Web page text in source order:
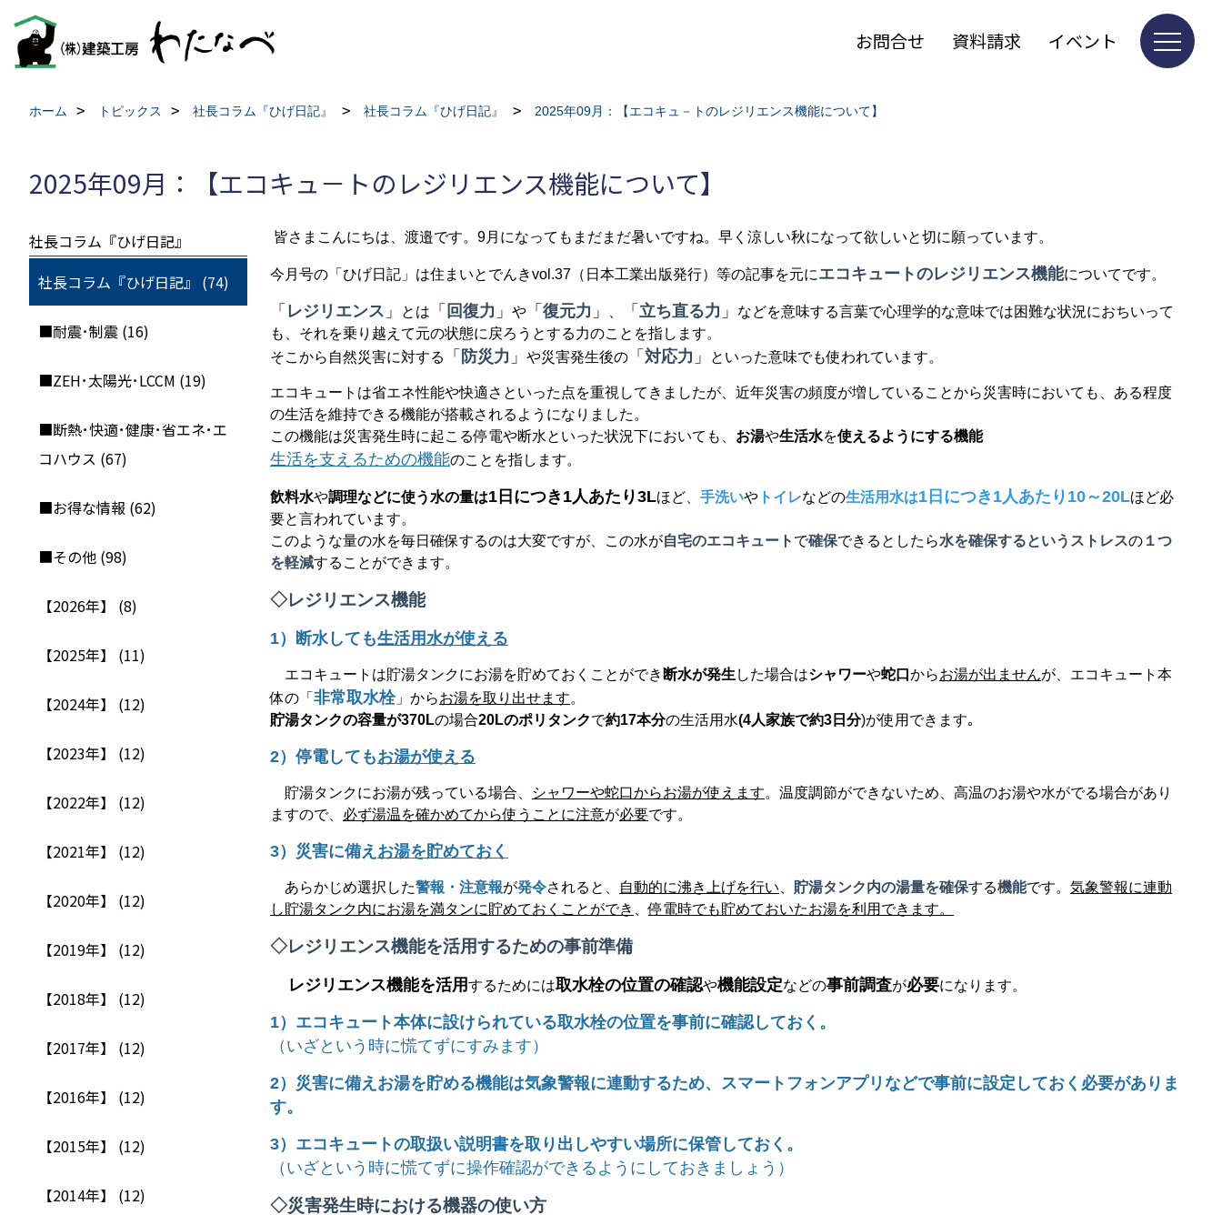
お問合せ 資料請求 イベント
ホーム トピックス 社長コラム『ひげ日記』 社長コラム『ひげ日記』 2025年09月：【エコキュ－トのレジリエンス機能について】
2025年09月：【エコキュ－トのレジリエンス機能について】
皆さまこんにちは、渡邉です。 9月になってもまだまだ暑いですね。早く涼しい秋になって欲しいと切に願っています。
今月号の「ひげ日記」は住まいとでんきvol.37 （日本工業出版発行）等の記事を元にエコキュートのレジリエンス機能についてです。
「 レジリエンス 」 とは 「 回復力 」 や 「 復元力 」 「 立ち直る力 」
などを意味する言葉で心理学的な意味では困難な状況におちいって
も、それを乗り越えて元の状態に戻ろうとする力のことを指します。
そこから自然災害に対する
「 防災力 」 や災害発生後の 「 対応力 」 といった意味でも使われています。
エコキュートは省エネ性能や快適さといった点を重視してきましたが、近年災害の頻度が増していることから災害時においても、ある程度
の生活を維持できる機能が搭載されるようになりました。
この機能は災害発生時に起こる停電や断水といった状況下においても、 お湯や生活水を使えるようにする機能
生活を支えるための機能のことを指します。
飲料水や調理などに使う水の量は1 日につき 1人あたり3Lほど、 手洗いや トイレなどの生活用水は1 日につき 1人あたり 10～20Lほど必
要と言われています。
このような量の水を毎日確保するのは大変ですが、この水が自宅のエコキュート で確保できるとしたら水を確保するというストレスの １つ
を軽減することができます。
◇レジリエンス機能
1）断水しても生活用水が使える
エコキュートは貯湯タンクにお湯を貯めておくことができ 断水が発生 した場合はシャワーや蛇口 からお湯が出ませんが、エコキュート本
体の「 非常取水栓」からお湯を取り出せます。
貯湯タンクの容量が370Lの場合20Lのポリタンクで約17本分の生活用水(4人家族で約3 日分)が使用できます｡
2）停電してもお湯が使える
貯湯タンクにお湯が残っている場合、 シャワーや蛇口からお湯が使えます。温度調節ができないため、高温のお湯や水がでる場合があり
ますので、 必ず湯温を確かめてから使うことに注意が必要です。
3）災害に備え お湯を貯めておく
あらかじめ選択した警報・注意報が発令されると、 自動的に沸き上げを行い 貯湯タンク内の湯量を確保する機能です。 気象警報に連動
し貯湯タンク内にお湯を満タンに貯めておくことができ
、停電時でも貯めておいたお湯を利用できます。
◇レジリエンス機能を活用するための事前準備
レジリエンス機能を活用するためには取水栓の位置の確認や機能設定などの事前調査が必要になります。
1）エコキュート本体に設けられている取水栓の位置を事前に確認しておく。
（いざという時に慌てずにすみます）
2）災害に備えお湯を貯める機能は気象警報に連動するため、スマートフォンアプリなどで事前に設定しておく必要がありま
す。
3）エコキュートの取扱い説明書を取り出しやすい場所に保管しておく。
（いざという時に慌てずに操作確認ができるようにしておきましょう）
◇災害発生時における機器の使い方
社長コラム『ひげ日記』
社長コラム『ひげ日記』 (74)
■耐震･制震 (16)
■ZEH･太陽光･LCCM (19)
■断熱･快適･健康･省エネ･エ
コハウス (67)
■お得な情報 (62)
■その他 (98)
【2026年】 (8)
【2025年】 (11)
【2024年】 (12)
【2023年】 (12)
【2022年】 (12)
【2021年】 (12)
【2020年】 (12)
【2019年】 (12)
【2018年】 (12)
【2017年】 (12)
【2016年】 (12)
【2015年】 (12)
【2014年】 (12)